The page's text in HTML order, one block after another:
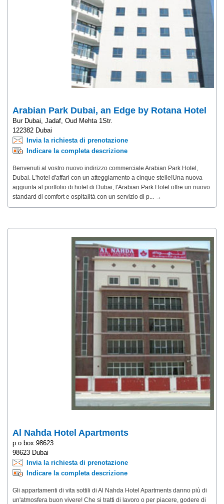
Arabian Park Dubai, an Edge by Rotana Hotel
Bur Dubai, Jadaf, Oud Mehta 1Str.
122382 Dubai
Invia la richiesta di prenotazione
Indicare la completa descrizione
Benvenuti al vostro nuovo indirizzo commerciale Arabian Park Hotel,
Dubai. L'hotel d'affari con un atteggiamento a cinque stelle!Una nuova
aggiunta al portfolio di hotel di Dubai, l'Arabian Park Hotel offre un nuovo
standard di comfort e ospitalità con un servizio di p... →
Al Nahda Hotel Apartments
p.o.box.98623
98623 Dubai
Invia la richiesta di prenotazione
Indicare la completa descrizione
Gli appartamenti di vita sottili di Al Nahda Hotel Apartments danno più di
un'atmosfera buon vivere! Che si tratti di lavoro o per piacere, godere di